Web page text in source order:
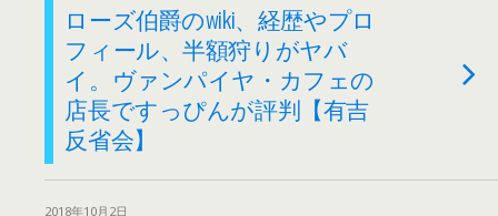
ローズ伯爵のwiki、経歴やプロ
フィール、半額狩りがヤバ
イ。ヴァンパイヤ・カフェの
店長ですっぴんが評判【有吉
反省会】
2018年10月2日